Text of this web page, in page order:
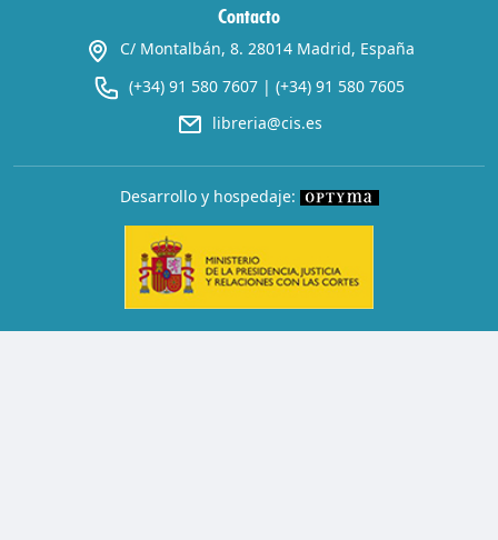
Contacto
C/ Montalbán, 8. 28014 Madrid, España
(+34) 91 580 7607 | (+34) 91 580 7605
libreria@cis.es
Desarrollo y hospedaje: